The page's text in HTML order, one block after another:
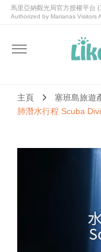
喜愛塞班
喜愛塞班Like
主頁 塞班島旅遊
肺潛水行程 Scuba